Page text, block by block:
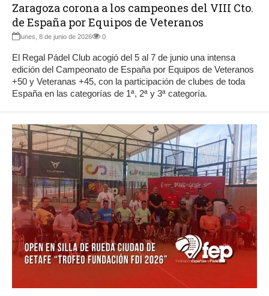
Zaragoza corona a los campeones del VIII Cto.
de España por Equipos de Veteranos
lunes, 8 de junio de 2026 0
El Regal Pádel Club acogió del 5 al 7 de junio una intensa
edición del Campeonato de España por Equipos de Veteranos
+50 y Veteranas +45, con la participación de clubes de toda
España en las categorías de 1ª, 2ª y 3ª categoría.